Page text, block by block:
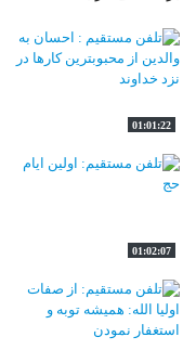
01:01:22
01:02:07